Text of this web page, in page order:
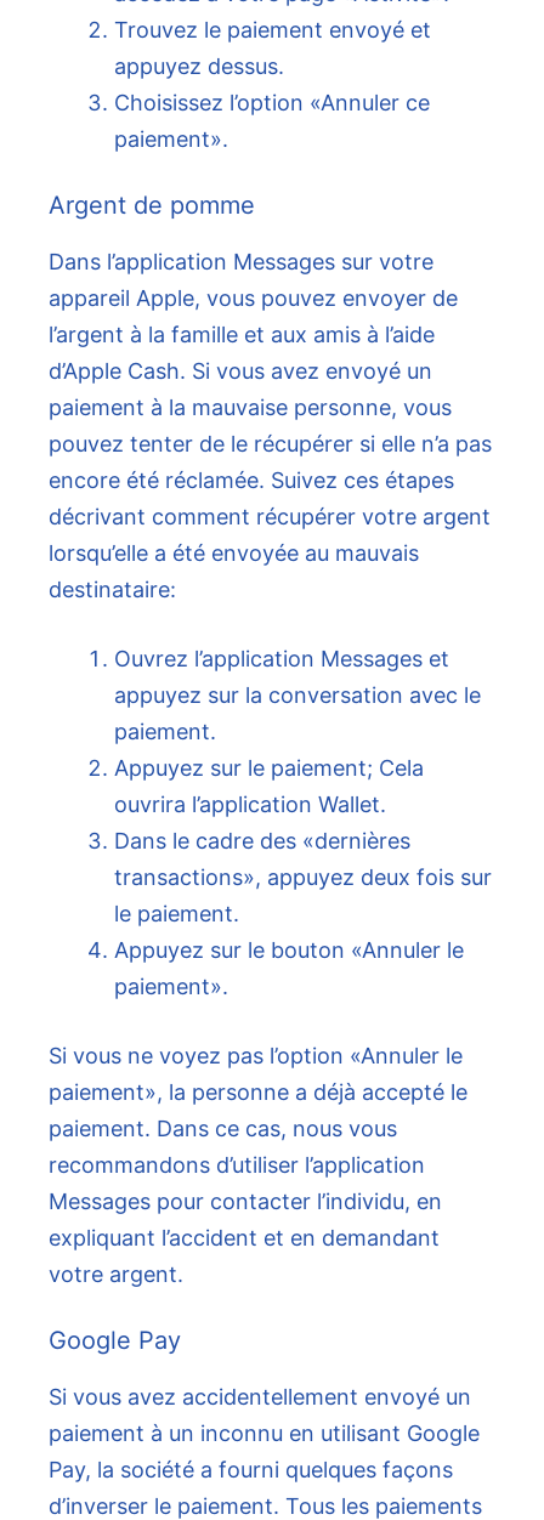
Trouvez le paiement envoyé et
appuyez dessus.
Choisissez l’option «Annuler ce
paiement».
Argent de pomme
Dans l’application Messages sur votre
appareil Apple, vous pouvez envoyer de
l’argent à la famille et aux amis à l’aide
d’Apple Cash. Si vous avez envoyé un
paiement à la mauvaise personne, vous
pouvez tenter de le récupérer si elle n’a pas
encore été réclamée. Suivez ces étapes
décrivant comment récupérer votre argent
lorsqu’elle a été envoyée au mauvais
destinataire:
Ouvrez l’application Messages et
appuyez sur la conversation avec le
paiement.
Appuyez sur le paiement; Cela
ouvrira l’application Wallet.
Dans le cadre des «dernières
transactions», appuyez deux fois sur
le paiement.
Appuyez sur le bouton «Annuler le
paiement».
Si vous ne voyez pas l’option «Annuler le
paiement», la personne a déjà accepté le
paiement. Dans ce cas, nous vous
recommandons d’utiliser l’application
Messages pour contacter l’individu, en
expliquant l’accident et en demandant
votre argent.
Google Pay
Si vous avez accidentellement envoyé un
paiement à un inconnu en utilisant Google
Pay, la société a fourni quelques façons
d’inverser le paiement. Tous les paiements